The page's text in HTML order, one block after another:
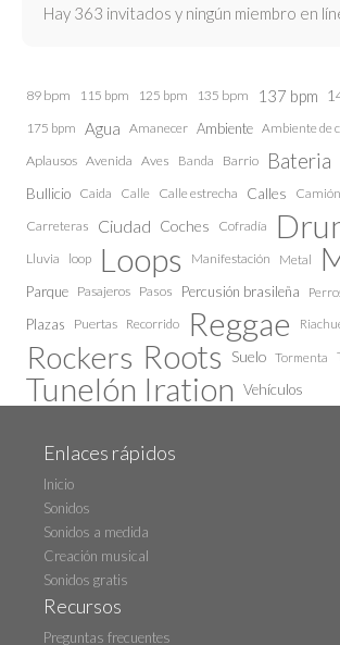
Hay 363 invitados y ningún miembro en
89 bpm 115 bpm 125 bpm 135 bpm 137 bpm
175 bpm Agua Amanecer Ambiente Ambiente de
Aplausos Avenida Aves Banda Barrio Bateria
Bullicio Caida Calle Calle estrecha Calles Camión
Carreteras Ciudad Coches Cofradía
Lluvia loop Loops Manifestación Metal
Parque Pasajeros Pasos Percusión brasileña
Plazas Puertas Recorrido Reggae
Rockers Roots Suelo Tormenta
Tunelón Iration Vehículos
Enlaces rápidos
Inicio
Sonidos
Sonidos a medida
Creación musical
Sonidos gratis
Recursos
Preguntas frecuentes